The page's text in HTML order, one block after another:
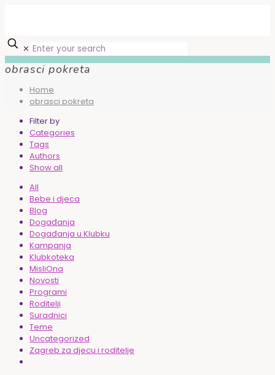
✕
obrasci pokreta
Home
obrasci pokreta
Filter by
Categories
Tags
Authors
Show all
All
Bebe i djeca
Blog
Događanja
Događanja u Klubku
Kampanja
Klubkoteka
MisliOna
Novosti
Programi
Roditelji
Suradnici
Teme
Uncategorized
Zagreb za djecu i roditelje